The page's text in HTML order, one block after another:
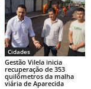
Cidades
Gestão Vilela inicia
recuperação de 353
quilômetros da malha
viária de Aparecida